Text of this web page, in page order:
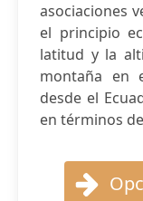
asociaciones
el principio
latitud y la
montaña en
desde el
en términos